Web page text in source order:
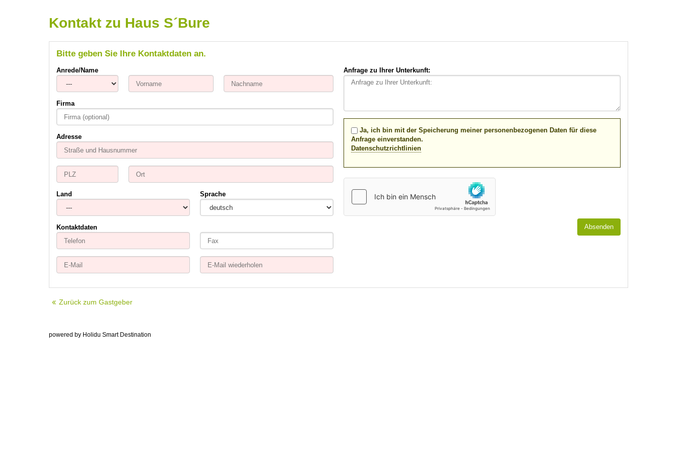
Kontakt zu Haus S´Bure
Bitte geben Sie Ihre Kontaktdaten an.
Anrede/Name
Firma
Adresse
Land Sprache
Kontaktdaten
Anfrage zu Ihrer Unterkunft:
Ja, ich bin mit der Speicherung meiner personenbezogenen Daten für diese
Anfrage einverstanden.
Datenschutzrichtlinien
Zurück zum Gastgeber
powered by Holidu Smart Destination